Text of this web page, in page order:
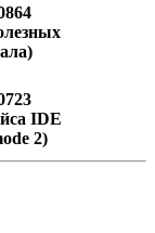
IDE
2)